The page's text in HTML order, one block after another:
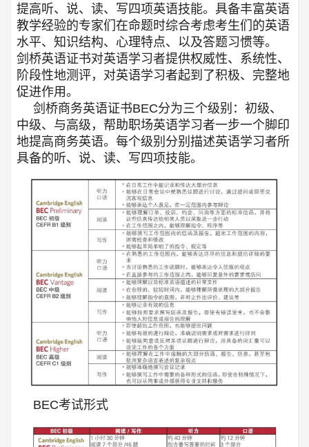
提高听、说、读、写四项英语技能。具备丰富英语
教学经验的专家们在命题时综合考虑考生们的英语
水平、知识结构、心理特点、以及答题习惯等。
剑桥英语证书对英语学习者提供权威性、系统性、
阶段性地测评，对英语学习者起到了积极、完整地
促进作用。
剑桥商务英语证书BEC分为三个级别：初级、
中级、与高级，帮助职场英语学习者一步一个脚印
地提高商务英语。每个级别分别描述英语学习者所
具备的听、说、读、写四项技能。
BEC考试形式